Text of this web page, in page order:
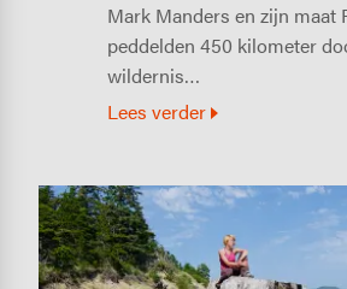
Mark Manders en zijn maat
peddelden 450 kilometer
wildernis…
Lees verder
Image